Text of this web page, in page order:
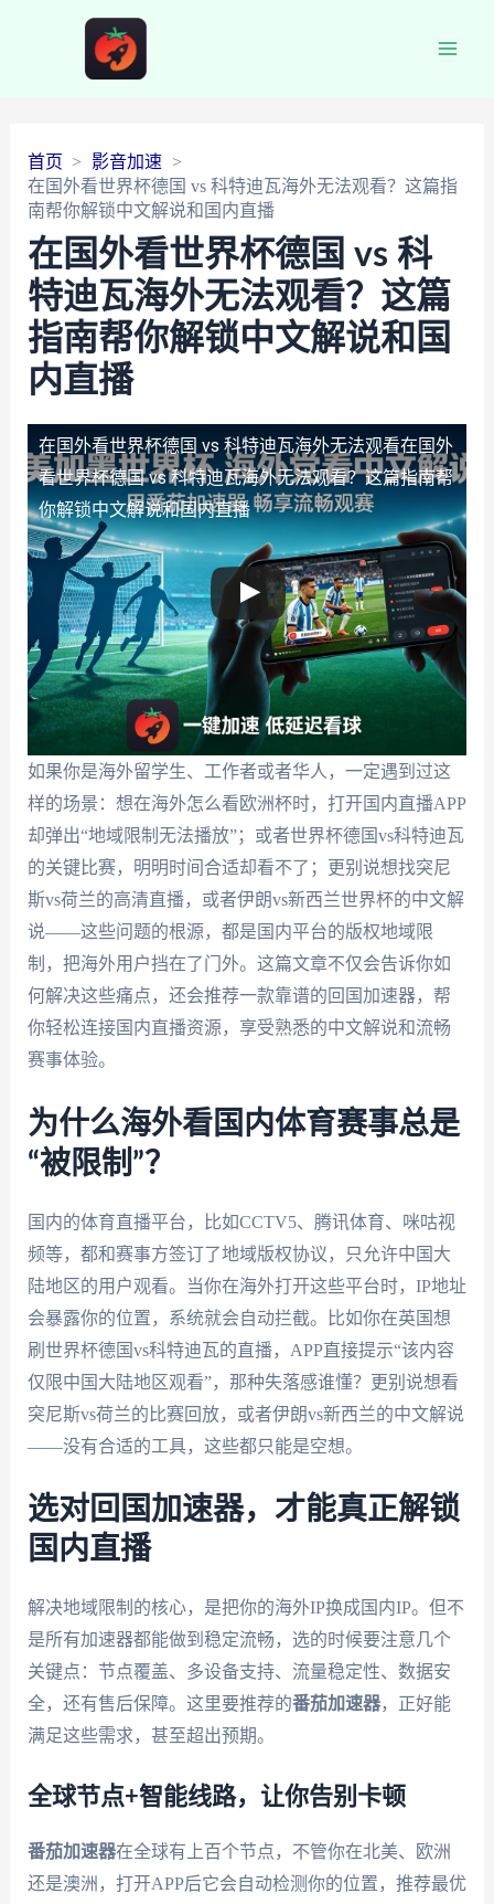
首页
影音加速
在国外看世界杯德国 vs 科特迪瓦海外无法观看？这篇指
南帮你解锁中文解说和国内直播
在国外看世界杯德国 vs 科
特迪瓦海外无法观看？这篇
指南帮你解锁中文解说和国
内直播
在国外看世界杯德国 vs 科特迪瓦海外无法观看在国外
看世界杯德国 vs 科特迪瓦海外无法观看？这篇指南帮
你解锁中文解说和国内直播
如果你是海外留学生、工作者或者华人，一定遇到过这
样的场景：想在海外怎么看欧洲杯时，打开国内直播APP
却弹出“地域限制无法播放”；或者世界杯德国vs科特迪瓦
的关键比赛，明明时间合适却看不了；更别说想找突尼
斯vs荷兰的高清直播，或者伊朗vs新西兰世界杯的中文解
说——这些问题的根源，都是国内平台的版权地域限
制，把海外用户挡在了门外。这篇文章不仅会告诉你如
何解决这些痛点，还会推荐一款靠谱的回国加速器，帮
你轻松连接国内直播资源，享受熟悉的中文解说和流畅
赛事体验。
为什么海外看国内体育赛事总是
“被限制”？
国内的体育直播平台，比如CCTV5、腾讯体育、咪咕视
频等，都和赛事方签订了地域版权协议，只允许中国大
陆地区的用户观看。当你在海外打开这些平台时，IP地址
会暴露你的位置，系统就会自动拦截。比如你在英国想
刷世界杯德国vs科特迪瓦的直播，APP直接提示“该内容
仅限中国大陆地区观看”，那种失落感谁懂？更别说想看
突尼斯vs荷兰的比赛回放，或者伊朗vs新西兰的中文解说
——没有合适的工具，这些都只能是空想。
选对回国加速器，才能真正解锁
国内直播
解决地域限制的核心，是把你的海外IP换成国内IP。但不
是所有加速器都能做到稳定流畅，选的时候要注意几个
关键点：节点覆盖、多设备支持、流量稳定性、数据安
全，还有售后保障。这里要推荐的番茄加速器，正好能
满足这些需求，甚至超出预期。
全球节点+智能线路，让你告别卡顿
番茄加速器在全球有上百个节点，不管你在北美、欧洲
还是澳洲，打开APP后它会自动检测你的位置，推荐最优